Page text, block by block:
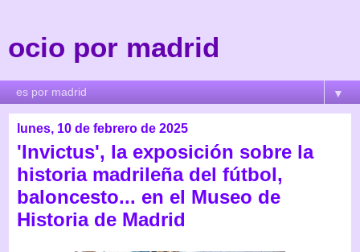
ocio por madrid
▼
lunes, 10 de febrero de 2025
'Invictus', la exposición sobre la
historia madrileña del fútbol,
baloncesto... en el Museo de
Historia de Madrid